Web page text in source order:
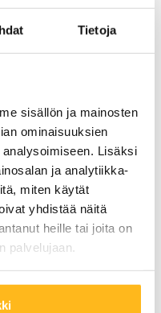
Tietoja
sisällön ja mainosten
ominaisuuksien
Lisäksi
ja analytiikka-
miten käytät
yhdistää näitä
heille tai joita on
palvelujaan.
huoltoa.
ei ole pelkästään
se myös
Asiakkaat ja
aurinkoenergia on
kestävään
alallaan.